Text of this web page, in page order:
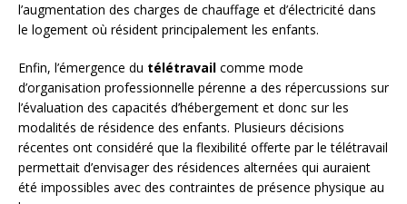
l’augmentation des charges de chauffage et d’électricité dans
le logement où résident principalement les enfants.
Enfin, l’émergence du télétravail comme mode
d’organisation professionnelle pérenne a des répercussions sur
l’évaluation des capacités d’hébergement et donc sur les
modalités de résidence des enfants. Plusieurs décisions
récentes ont considéré que la flexibilité offerte par le télétravail
permettait d’envisager des résidences alternées qui auraient
été impossibles avec des contraintes de présence physique au